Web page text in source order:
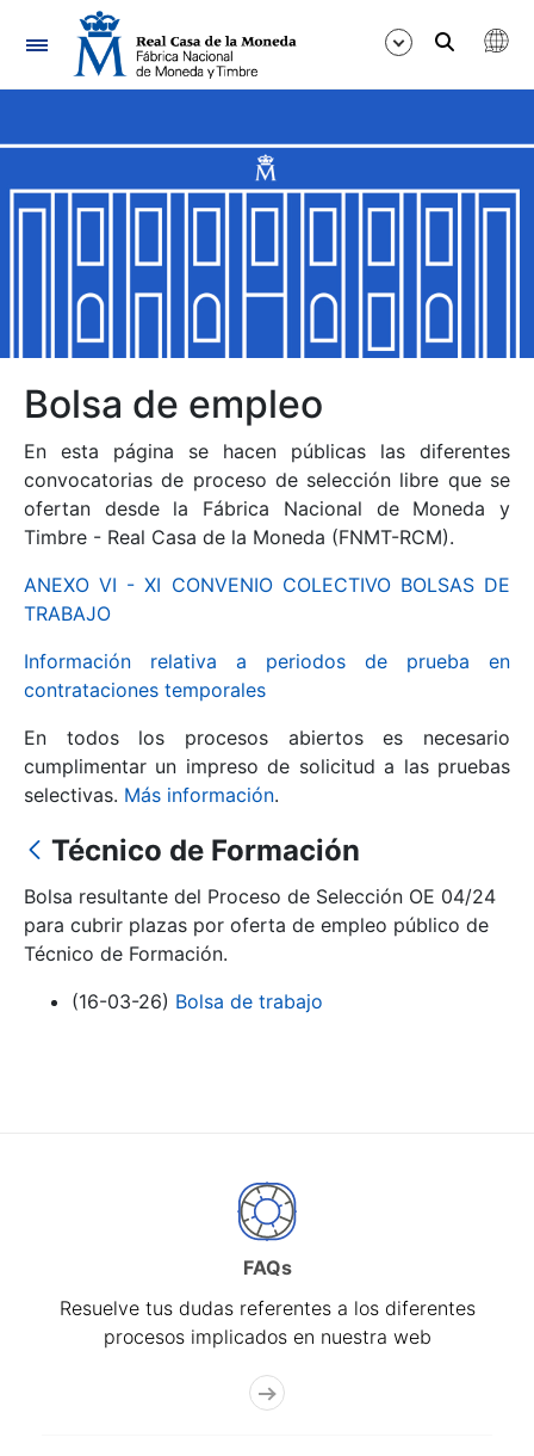
Navegación
Mostrar/Ocultar
Mostrar/Ocultar
Mostrar/Ocultar
Mostrar/Ocultar
Mostrar/Ocultar
Mostrar/Ocultar
Bolsa de empleo
En esta página se hacen públicas las diferentes
convocatorias de proceso de selección libre que se
ofertan desde la Fábrica Nacional de Moneda y
Timbre - Real Casa de la Moneda (FNMT-RCM).
ANEXO VI - XI CONVENIO COLECTIVO BOLSAS DE
TRABAJO
Información relativa a periodos de prueba en
contrataciones temporales
En todos los procesos abiertos es necesario
cumplimentar un impreso de solicitud a las pruebas
selectivas. Más información.
Técnico de Formación
Bolsa resultante del Proceso de Selección OE 04/24
para cubrir plazas por oferta de empleo público de
Técnico de Formación.
(16-03-26) Bolsa de trabajo
FAQs
Resuelve tus dudas referentes a los diferentes
procesos implicados en nuestra web